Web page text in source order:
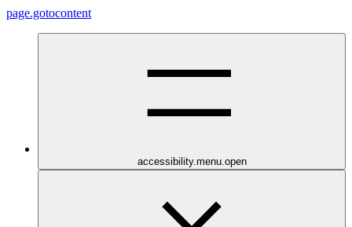
page.gotocontent
accessibility.menu.open